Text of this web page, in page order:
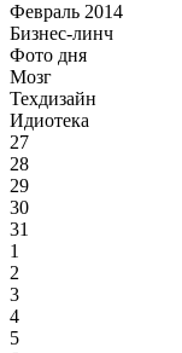
Февраль 2014
Бизнес-линч
Фото дня
Мозг
Техдизайн
Идиотека
27
28
29
30
31
1
2
3
4
5